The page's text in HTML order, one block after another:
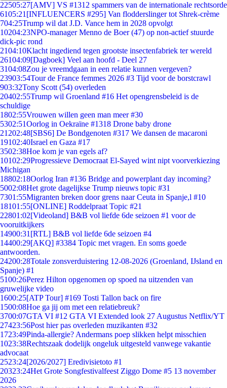
22505:27[AMV] VS #1312 spammers van de internationale rechtsorde
6105:21 [INFLUENCERS #295] Van flodderslinger tot Shrek-crème
704:25Trump wil dat J.D. Vance hem in 2028 opvolgt
10204:23NPO-manager Menno de Boer (47) op non-actief stuurde
dick-pic rond
2104:10Klacht ingediend tegen grootste insectenfabriek ter wereld
26104:09[Dagboek] Veel aan hoofd - Deel 27
3104:08Zou je vreemdgaan in een relatie kunnen vergeven?
23903:54Tour de France femmes 2026 #3 Tijd voor de borstcrawl
903:32Tony Scott (54) overleden
20402:55Trump wil Groenland #16 Het opengrensbeleid is de
schuldige
1802:55Vrouwen willen geen man meer #30
5302:51Oorlog in Oekraïne #1318 Drone baby drone
21202:48[SBS6] De Bondgenoten #317 We dansen de macaroni
19102:40Israel en Gaza #17
3502:38Hoe kom je van egels af?
10102:29Progressieve Democraat El-Sayed wint nipt voorverkiezing
Michigan
18802:18Oorlog Iran #136 Bridge and powerplant day incoming?
5002:08Het grote dagelijkse Trump nieuws topic #31
7301:55Migranten breken door grens naar Ceuta in Spanje,l #10
18101:55[ONLINE] Roddelpraat Topic #21
22801:02[Videoland] B&B vol liefde 6de seizoen #1 voor de
vooruitkijkers
14900:31 [RTL] B&B vol liefde 6de seizoen #4
14400:29[AKQ] #3384 Topic met vragen. En soms goede
antwoorden.
24200:28Totale zonsverduistering 12-08-2026 (Groenland, IJsland en
Spanje) #1
5100:26Perez Hilton opgenomen op spoed na uitzenden van
gruwelijke video
1600:25[ATP Tour] #169 Tosti Tallon back on fire
1500:08Hoe ga jij om met een relatiebreuk?
3700:07GTA VI #12 GTA VI Extended look 27 Augustus Netflix/YT
27423:56Post hier pas overleden muzikanten #32
1723:49Pinda-allergie? Andermans poep slikken helpt misschien
1023:38Rechtszaak dodelijk ongeluk uitgesteld vanwege vakantie
advocaat
2523:24[2026/2027] Eredivisietoto #1
20323:24Het Grote Songfestivalfeest Ziggo Dome #5 13 november
2026